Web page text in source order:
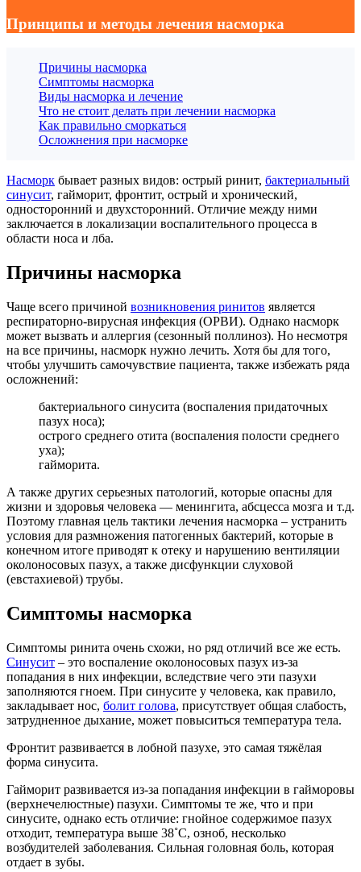
Принципы и методы лечения насморка
Причины насморка
Симптомы насморка
Виды насморка и лечение
Что не стоит делать при лечении насморка
Как правильно сморкаться
Осложнения при насморке
Насморк бывает разных видов: острый ринит, бактериальный
синусит, гайморит, фронтит, острый и хронический,
односторонний и двухсторонний. Отличие между ними
заключается в локализации воспалительного процесса в
области носа и лба.
Причины насморка
Чаще всего причиной возникновения ринитов является
респираторно-вирусная инфекция (ОРВИ). Однако насморк
может вызвать и аллергия (сезонный поллиноз). Но несмотря
на все причины, насморк нужно лечить. Хотя бы для того,
чтобы улучшить самочувствие пациента, также избежать ряда
осложнений:
бактериального синусита (воспаления придаточных
пазух носа);
острого среднего отита (воспаления полости среднего
уха);
гайморита.
А также других серьезных патологий, которые опасны для
жизни и здоровья человека — менингита, абсцесса мозга и т.д.
Поэтому главная цель тактики лечения насморка – устранить
условия для размножения патогенных бактерий, которые в
конечном итоге приводят к отеку и нарушению вентиляции
околоносовых пазух, а также дисфункции слуховой
(евстахиевой) трубы.
Симптомы насморка
Симптомы ринита очень схожи, но ряд отличий все же есть.
Синусит – это воспаление околоносовых пазух из-за
попадания в них инфекции, вследствие чего эти пазухи
заполняются гноем. При синусите у человека, как правило,
закладывает нос, болит голова, присутствует общая слабость,
затрудненное дыхание, может повыситься температура тела.
Фронтит развивается в лобной пазухе, это самая тяжёлая
форма синусита.
Гайморит развивается из-за попадания инфекции в гайморовы
(верхнечелюстные) пазухи. Симптомы те же, что и при
синусите, однако есть отличие: гнойное содержимое пазух
отходит, температура выше 38˚С, озноб, несколько
возбудителей заболевания. Сильная головная боль, которая
отдает в зубы.